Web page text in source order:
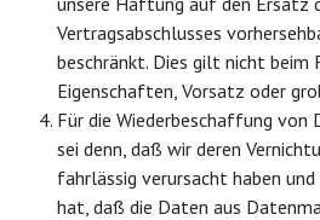
Vertragsabschlusses
beschränkt. Dies gilt nicht beim
Eigenschaften, Vorsatz oder
Für die Wiederbeschaffung
sei denn, daß wir deren
fahrlässig verursacht haben
hat, daß die Daten aus